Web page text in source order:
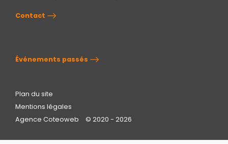
Contact
Événements passés
Plan du site
Mentions légales
Agence Coteoweb
© 2020 - 2026